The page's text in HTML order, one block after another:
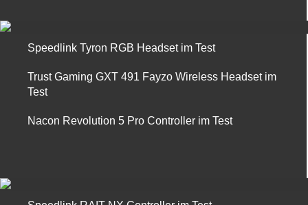
Speedlink Tyron RGB Headset im Test
Trust Gaming GXT 491 Fayzo Wireless Headset im
Test
Nacon Revolution 5 Pro Controller im Test